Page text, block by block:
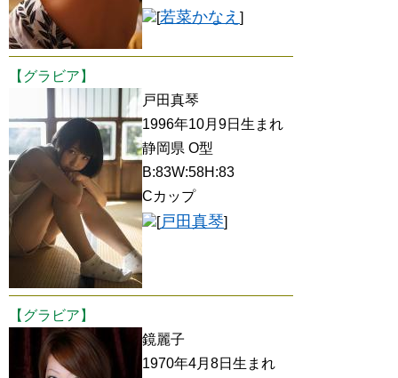
[若菜かなえ ]
【グラビア】
戸田真琴
1996年10月9日生まれ
静岡県 O型
B:83W:58H:83
Cカップ
[戸田真琴]
【グラビア】
鏡麗子
1970年4月8日生まれ